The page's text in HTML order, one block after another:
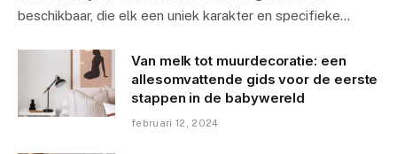
beschikbaar, die elk een uniek karakter en specifieke…
Van melk tot muurdecoratie: een
allesomvattende gids voor de eerste
stappen in de babywereld
februari 12, 2024